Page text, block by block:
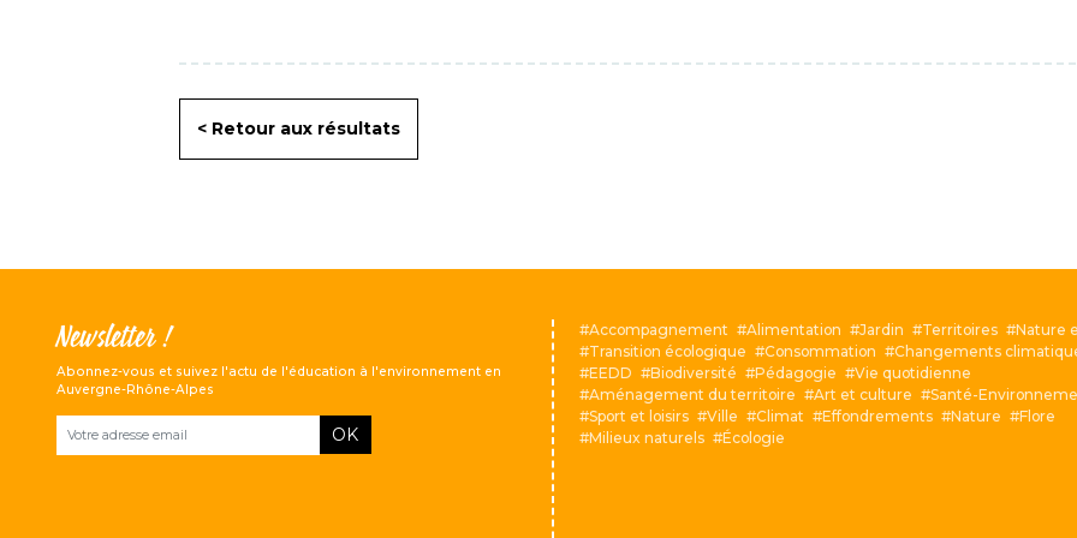
< Retour aux résultats
Newsletter !
Abonnez-vous et suivez l'actu de l'éducation à l'environnement en
Auvergne-Rhône-Alpes
OK
Accompagnement Alimentation Jardin Territoires Nature
Transition écologique
Consommation Changements
EEDD
Biodiversité Pédagogie
Vie quotidienne
Aménagement du territoire
Art et culture
Santé-
Sport et loisirs
Ville Climat Effondrements Nature
Flore
Milieux naturels
Écologie